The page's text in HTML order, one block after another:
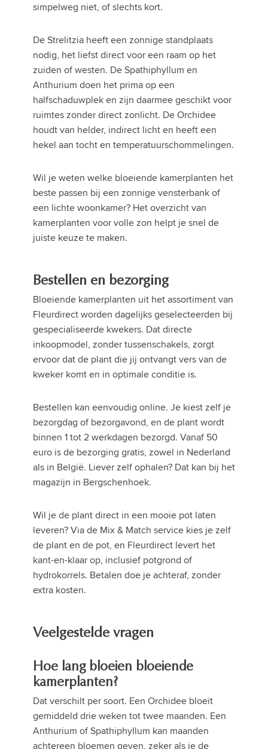
simpelweg niet, of slechts kort.
De Strelitzia heeft een zonnige standplaats
nodig, het liefst direct voor een raam op het
zuiden of westen. De Spathiphyllum en
Anthurium doen het prima op een
halfschaduwplek en zijn daarmee geschikt voor
ruimtes zonder direct zonlicht. De Orchidee
houdt van helder, indirect licht en heeft een
hekel aan tocht en temperatuurschommelingen.
Wil je weten welke bloeiende kamerplanten het
beste passen bij een zonnige vensterbank of
een lichte woonkamer? Het overzicht van
kamerplanten voor volle zon helpt je snel de
juiste keuze te maken.
Bestellen en bezorging
Bloeiende kamerplanten uit het assortiment van
Fleurdirect worden dagelijks geselecteerden bij
gespecialiseerde kwekers. Dat directe
inkoopmodel, zonder tussenschakels, zorgt
ervoor dat de plant die jij ontvangt vers van de
kweker komt en in optimale conditie is.
Bestellen kan eenvoudig online. Je kiest zelf je
bezorgdag of bezorgavond, en de plant wordt
binnen 1 tot 2 werkdagen bezorgd. Vanaf 50
euro is de bezorging gratis, zowel in Nederland
als in België. Liever zelf ophalen? Dat kan bij het
magazijn in Bergschenhoek.
Wil je de plant direct in een mooie pot laten
leveren? Via de Mix & Match service kies je zelf
de plant en de pot, en Fleurdirect levert het
kant-en-klaar op, inclusief potgrond of
hydrokorrels. Betalen doe je achteraf, zonder
extra kosten.
Veelgestelde vragen
Hoe lang bloeien bloeiende
kamerplanten?
Dat verschilt per soort. Een Orchidee bloeit
gemiddeld drie weken tot twee maanden. Een
Anthurium of Spathiphyllum kan maanden
achtereen bloemen geven, zeker als je de